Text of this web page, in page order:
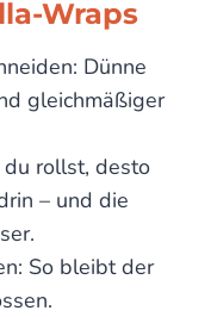
Wraps
Dünne
gleichmäßiger
rollst, desto
– und die
So bleibt der